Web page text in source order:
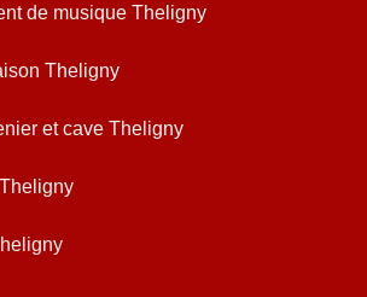
de musique Theligny
Theligny
et cave Theligny